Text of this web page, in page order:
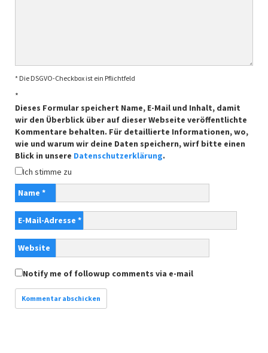
* Die DSGVO-Checkbox ist ein Pflichtfeld
*
Dieses Formular speichert Name, E-Mail und Inhalt, damit
wir den Überblick über auf dieser Webseite veröffentlichte
Kommentare behalten. Für detaillierte Informationen, wo,
wie und warum wir deine Daten speichern, wirf bitte einen
Blick in unsere Datenschutzerklärung.
Ich stimme zu
Name *
E-Mail-Adresse *
Website
Notify me of followup comments via e-mail